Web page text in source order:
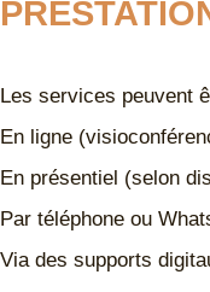
Les services peuvent
En ligne
En présentiel (selon
Par téléphone ou
Via des supports